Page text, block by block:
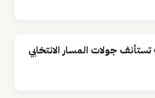
جولات المسار الانتخابي